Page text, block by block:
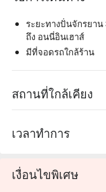
ระยะทางปั่นจักรยา
ถึง อนนี่อินเฮาส์
มีที่จอดรถใกล้ร้าน
สถานที่ใกล้เคียง
เวลาทำการ
เงื่อนไขพิเศษ